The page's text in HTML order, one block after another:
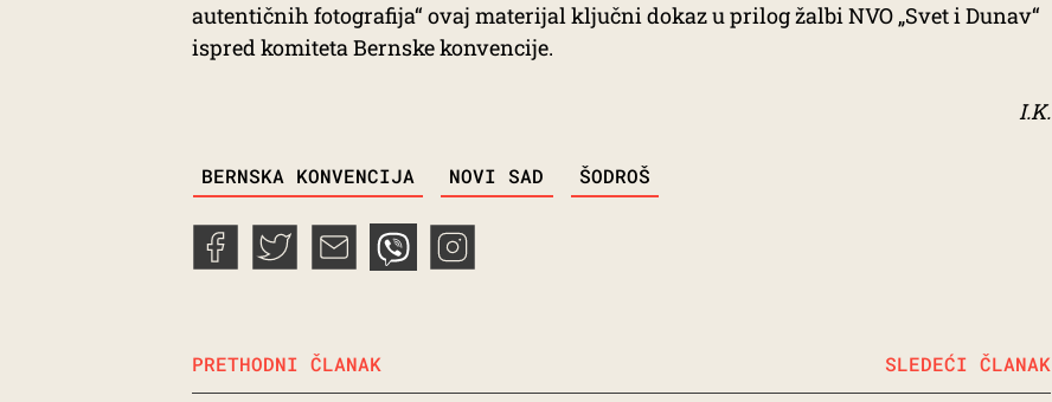
autentičnih fotografija“ ovaj materijal ključni dokaz u prilog žalbi NVO „Svet i Dunav“
ispred komiteta Bernske konvencije.
I.K.
BERNSKA KONVENCIJA NOVI SAD ŠODROŠ
PRETHODNI ČLANAK SLEDEĆI ČLANAK